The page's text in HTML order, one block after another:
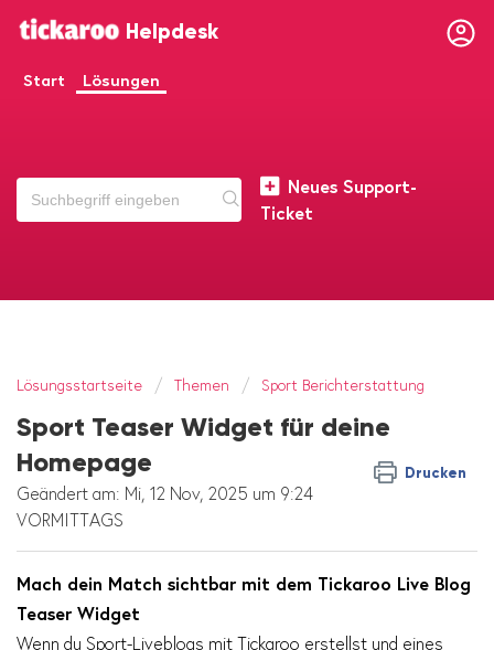
Helpdesk
Start Lösungen
Neues Support-
Ticket
Lösungsstartseite Themen Sport Berichterstattung
Sport Teaser Widget für deine
Homepage
Drucken
Geändert am: Mi, 12 Nov, 2025 um 9:24
VORMITTAGS
Mach dein Match sichtbar mit dem Tickaroo Live Blog
Teaser Widget
Wenn du Sport-Liveblogs mit Tickaroo erstellst und eines